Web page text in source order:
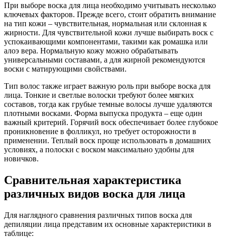
При выборе воска для лица необходимо учитывать несколько
ключевых факторов. Прежде всего, стоит обратить внимание
на тип кожи – чувствительная, нормальная или склонная к
жирности. Для чувствительной кожи лучше выбирать воск с
успокаивающими компонентами, такими как ромашка или
алоэ вера. Нормальную кожу можно обрабатывать
универсальными составами, а для жирной рекомендуются
воски с матирующими свойствами.
Тип волос также играет важную роль при выборе воска для
лица. Тонкие и светлые волоски требуют более мягких
составов, тогда как грубые темные волосы лучше удаляются
плотными восками. Форма выпуска продукта – еще один
важный критерий. Горячий воск обеспечивает более глубокое
проникновение в фолликул, но требует осторожности в
применении. Теплый воск проще использовать в домашних
условиях, а полоски с воском максимально удобны для
новичков.
Сравнительная характеристика
различных видов воска для лица
Для наглядного сравнения различных типов воска для
депиляции лица представим их основные характеристики в
таблице: